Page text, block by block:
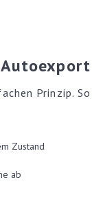
Prinzip.
Zustand
ab